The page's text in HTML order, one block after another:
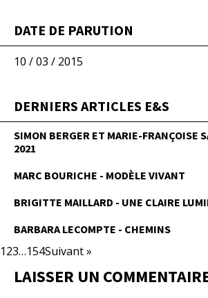
DATE DE PARUTION
10 / 03 / 2015
DERNIERS ARTICLES E&S
SIMON BERGER ET MARIE-FRANÇOISE
2021
MARC BOURICHE - MODÈLE VIVANT
BRIGITTE MAILLARD - UNE CLAIRE
BARBARA LECOMPTE - CHEMINS
123…154Suivant »
LAISSER UN